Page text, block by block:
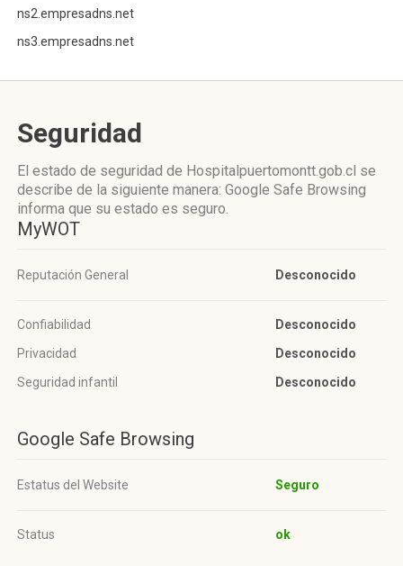
ns2.empresadns.net
ns3.empresadns.net
Seguridad
El estado de seguridad de Hospitalpuertomontt.gob.cl se
describe de la siguiente manera: Google Safe Browsing
informa que su estado es seguro.
MyWOT
Reputación General Desconocido
Confiabilidad
Desconocido
Privacidad
Desconocido
Seguridad infantil
Desconocido
Google Safe Browsing
Estatus del Website Seguro
Status ok